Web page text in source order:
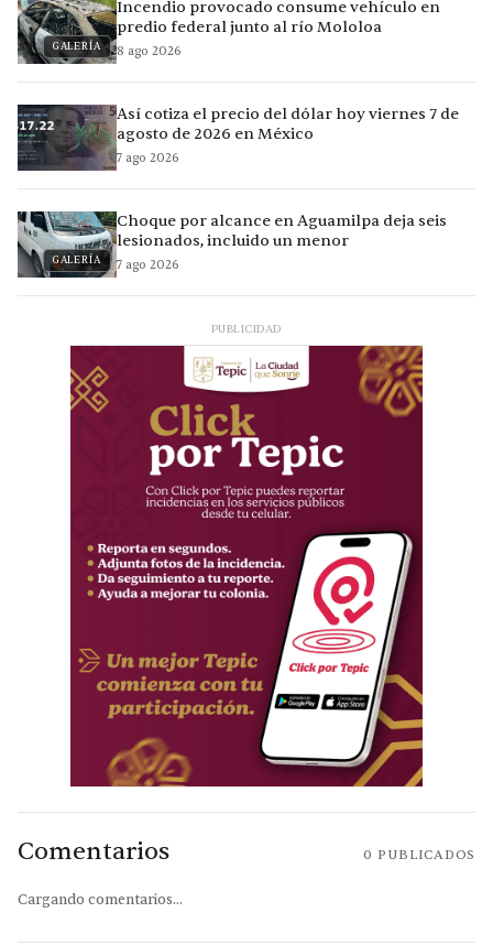
GALERÍA
Incendio provocado consume vehículo en
predio federal junto al río Mololoa
8 ago 2026
Así cotiza el precio del dólar hoy viernes 7 de
agosto de 2026 en México
7 ago 2026
GALERÍA
Choque por alcance en Aguamilpa deja seis
lesionados, incluido un menor
7 ago 2026
PUBLICIDAD
Comentarios 0 PUBLICADOS
Cargando comentarios...